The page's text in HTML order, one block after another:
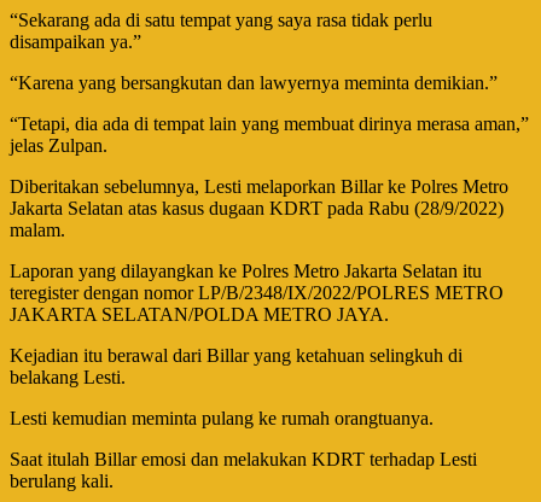
“Sekarang ada di satu tempat yang saya rasa tidak perlu
disampaikan ya.”
“Karena yang bersangkutan dan lawyernya meminta demikian.”
“Tetapi, dia ada di tempat lain yang membuat dirinya merasa aman,”
jelas Zulpan.
Diberitakan sebelumnya, Lesti melaporkan Billar ke Polres Metro
Jakarta Selatan atas kasus dugaan KDRT pada Rabu (28/9/2022)
malam.
Laporan yang dilayangkan ke Polres Metro Jakarta Selatan itu
teregister dengan nomor LP/B/2348/IX/2022/POLRES METRO
JAKARTA SELATAN/POLDA METRO JAYA.
Kejadian itu berawal dari Billar yang ketahuan selingkuh di
belakang Lesti.
Lesti kemudian meminta pulang ke rumah orangtuanya.
Saat itulah Billar emosi dan melakukan KDRT terhadap Lesti
berulang kali.